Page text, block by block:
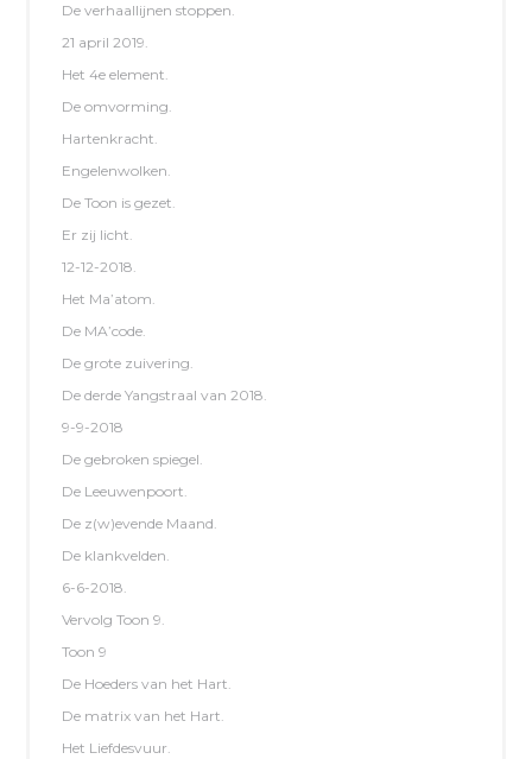
De verhaallijnen stoppen.
21 april 2019.
Het 4e element.
De omvorming.
Hartenkracht.
Engelenwolken.
De Toon is gezet.
Er zij licht.
12-12-2018.
Het Ma’atom.
De MA’code.
De grote zuivering.
De derde Yangstraal van 2018.
9-9-2018
De gebroken spiegel.
De Leeuwenpoort.
De z(w)evende Maand.
De klankvelden.
6-6-2018.
Vervolg Toon 9.
Toon 9
De Hoeders van het Hart.
De matrix van het Hart.
Het Liefdesvuur.